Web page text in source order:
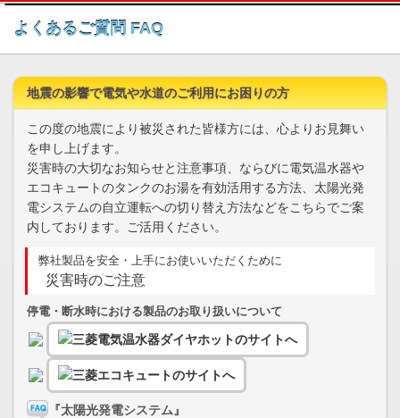
このページの本文へ
よくあるご質問 FAQ
地震の影響で電気や水道のご利用にお困りの方
この度の地震により被災された皆様方には、心よりお見舞い
を申し上げます。
災害時の大切なお知らせと注意事項、ならびに電気温水器や
エコキュートのタンクのお湯を有効活用する方法、太陽光発
電システムの自立運転への切り替え方法などをこちらでご案
内しております。ご活用ください。
弊社製品を安全・上手にお使いいただくために
災害時のご注意
停電・断水時における製品のお取り扱いについて
『太陽光発電システム』